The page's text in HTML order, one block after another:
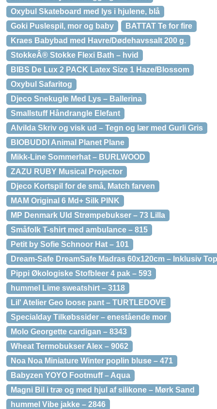
Oxybul Skateboard med lys i hjulene, blå
Goki Puslespil, mor og baby
BATTAT Te for fire
Kraes Babybad med Havre/Dødehavssalt 200 g.
StokkeÂ® Stokke Flexi Bath – hvid
BIBS De Lux 2 PACK Latex Size 1 Haze/Blossom
Oxybul Safaritog
Djeco Snekugle Med Lys – Ballerina
Smallstuff Håndrangle Elefant
Alvilda Skriv og visk ud – Tegn og lær med Gurli Gris
BIOBUDDI Animal Planet Plane
Mikk-Line Sommerhat – BURLWOOD
ZAZU RUBY Musical Projector
Djeco Kortspil for de små, Match farven
MAM Original 6 Md+ Silk PINK
MP Denmark Uld Strømpebukser – 73 Lilla
Småfolk T-shirt med ambulance – 815
Petit by Sofie Schnoor Hat – 101
Dream-Safe DreamSafe Madras 60x120cm – Inklusiv
Pippi Økologiske Stofbleer 4 pak – 593
hummel Lime sweatshirt – 3118
Lil' Atelier Geo loose pant – TURTLEDOVE
Specialday Tilkøbssider – enestående mor
Molo Georgette cardigan – 8343
Wheat Termobukser Alex – 9062
Noa Noa Miniature Winter poplin bluse – 471
Babyzen YOYO Footmuff – Aqua
Magni Bil i træ og med hjul af silikone – Mørk Sand
hummel Vibe jakke – 2846